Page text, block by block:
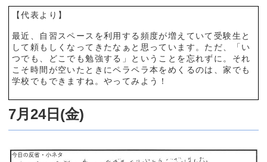
【代表より】
最近、自習スペースを利用する頻度が増えていて受験生と
して頼もしくなってきたなぁと思っています。ただ、「い
つでも、どこでも勉強する」ということを忘れずに。それ
こそ時間が空いたときにペラペラ本をめくるのは、家でも
学校でもできますね。やってみよう！
7月24日(金)